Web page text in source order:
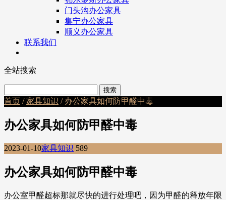
门头沟办公家具
集宁办公家具
顺义办公家具
联系我们
全站搜索
首页 /家具知识 / 办公家具如何防甲醛中毒
办公家具如何防甲醛中毒
2023-01-10家具知识 589
办公家具如何防甲醛中毒
办公室甲醛超标那就尽快的进行处理吧，因为甲醛的释放年限